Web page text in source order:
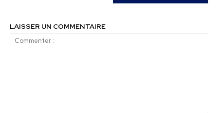
LAISSER UN COMMENTAIRE